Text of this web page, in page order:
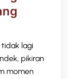
lagi
pikiran
momen